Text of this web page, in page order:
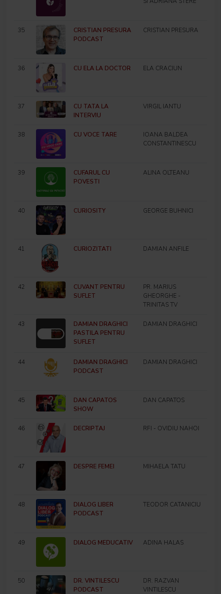
35
CRISTIAN PRESURA
PODCAST
CRISTIAN PRESURA
36 CU ELA LA DOCTOR ELA CRACIUN
37
CU TATA LA
INTERVIU
VIRGIL IANTU
38 CU VOCE TARE
IOANA BALDEA
CONSTANTINESCU
39
CUFARUL CU
POVESTI
ALINA OLTEANU
40 CURIOSITY GEORGE BUHNICI
41 CURIOZITATI DAMIAN ANFILE
42
CUVANT PENTRU
SUFLET
PR. MARIUS
GHEORGHE -
TRINITAS TV
43
DAMIAN DRAGHICI
PASTILA PENTRU
SUFLET
DAMIAN DRAGHICI
44
DAMIAN DRAGHICI
PODCAST
DAMIAN DRAGHICI
45
DAN CAPATOS
SHOW
DAN CAPATOS
46 DECRIPTAJ RFI - OVIDIU NAHOI
47 DESPRE FEMEI MIHAELA TATU
48
DIALOG LIBER
PODCAST
TEODOR CATANICIU
49 DIALOG MEDUCATIV ADINA HALAS
50
DR. VINTILESCU
PODCAST
DR. RAZVAN
VINTILESCU